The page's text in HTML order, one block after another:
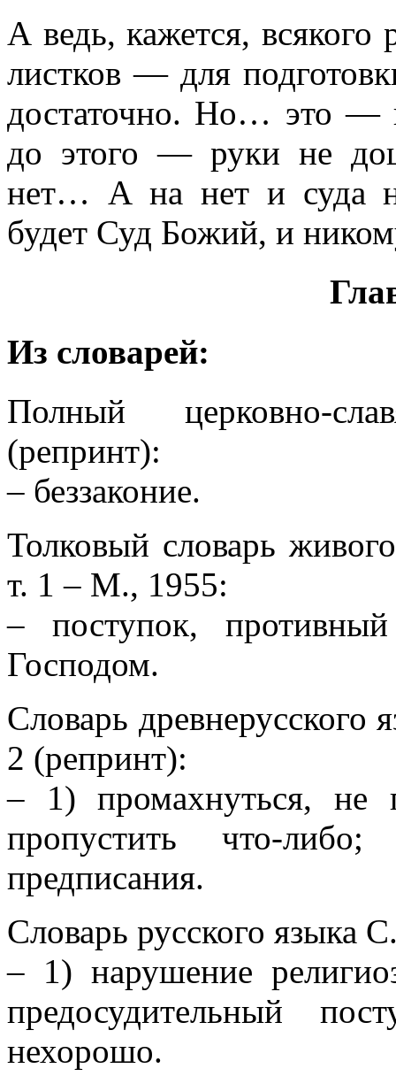
А ведь, кажется,
листков — для
достаточно. Но… это —
до этого — руки не
нет… А на нет и суда
будет Суд Божий, и
Из словарей:
Полный церковно-
(репринт):
– беззаконие.
Толковый словарь
т. 1 – М., 1955:
– поступок,
Господом.
Словарь
2 (репринт):
– 1) промахнуться, не
пропустить что-
предписания.
Словарь русского
– 1) нарушение
предосудительный
нехорошо.